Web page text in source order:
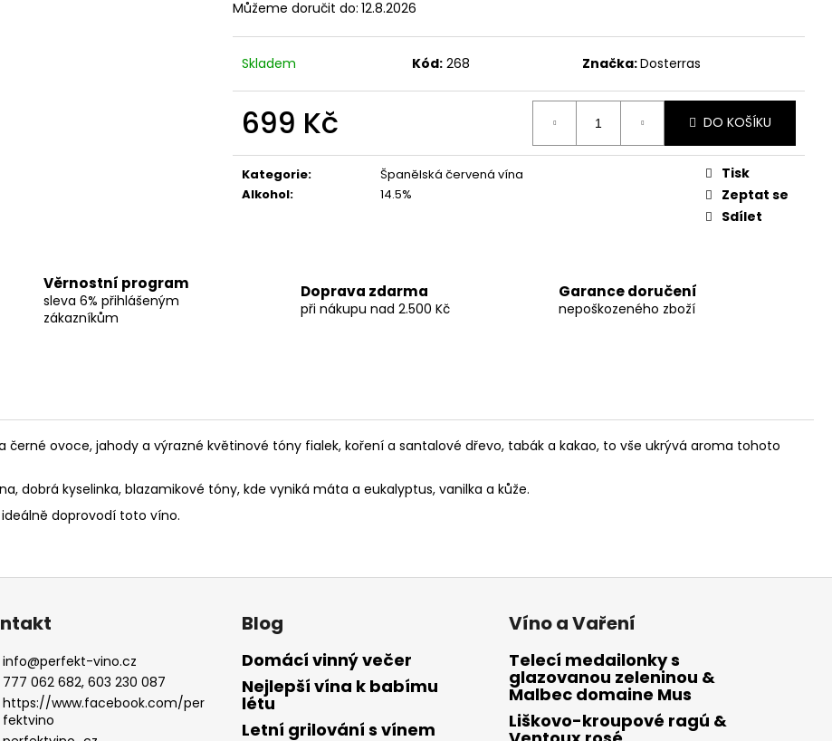
Můžeme doručit do: 12.8.2026
Skladem Kód: 268 Značka:Dosterras
699 Kč
cena:
DO KOŠÍKU
Kategorie:
Španělská červená vína
Alkohol: 14.5%
Tisk
Zeptat se
Sdílet
Věrnostní program
sleva 6% přihlášeným
zákazníkům
Doprava zdarma
při nákupu nad 2.500 Kč
Garance doručení
nepoškozeného zboží
ovoce, jahody a výrazné květinové tóny fialek, koření a santalové dřevo, tabák a kakao, to vše ukrývá aroma tohoto
dobrá kyselinka, blazamikové tóny, kde vyniká máta a eukalyptus, vanilka a kůže.
doprovodí toto víno.
FRANCOUZSKÉ ČERVENÉ SUCHÉ VÍNO
FINCA AIGUASALS DOSTERRAS
MONTSANT DO - ŠPANĚLSKÉ ČERVENÉ
SUCHÉ VÍNO
799 Kč
info@perfekt-vino.cz
777 062 682, 603 230 087
https://www.facebook.com/per
fektvino
Blog
Domácí vinný večer
Nejlepší vína k babímu
létu
Letní grilování s vínem
Víno a Vaření
Telecí medailonky s
glazovanou zeleninou &
Malbec domaine Mus
Liškovo-kroupové ragú &